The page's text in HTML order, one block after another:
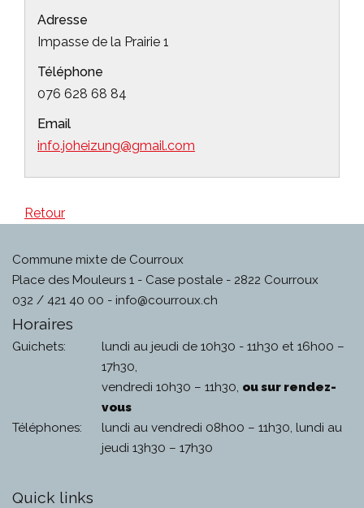
Adresse
Impasse de la Prairie 1
Téléphone
076 628 68 84
Email
info.joheizung@gmail.com
Retour
Commune mixte de Courroux
Place des Mouleurs 1 - Case postale - 2822 Courroux
032 / 421 40 00 - info@courroux.ch
Horaires
Guichets:
lundi au jeudi de 10h30 - 11h30 et 16h00 –
17h30,
vendredi 10h30 – 11h30, ou sur rendez-
vous
Téléphones:
lundi au vendredi 08h00 – 11h30, lundi au
jeudi 13h30 – 17h30
Quick links